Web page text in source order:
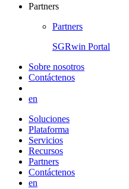
Partners
Partners
SGRwin Portal
Sobre nosotros
Contáctenos
en
Soluciones
Plataforma
Servicios
Recursos
Partners
Contáctenos
en